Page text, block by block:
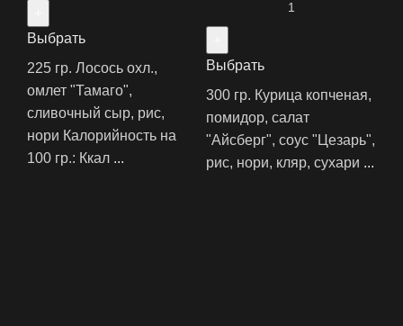
Выбрать
225 гр. Лосось охл.,
омлет "Тамаго",
сливочный сыр, рис,
нори Калорийность на
100 гр.: ‍Ккал ...
Выбрать
300 гр. Курица копченая,
помидор, салат
"Айсберг", соус "Цезарь",
рис, нори, кляр, сухари ...